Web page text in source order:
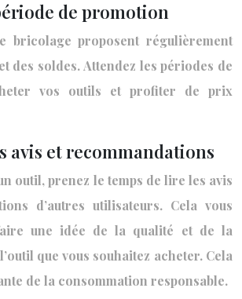
de promotion
bricolage proposent régulièrement
des soldes. Attendez les périodes de
vos outils et profiter de prix
avis et recommandations
outil, prenez le temps de lire les avis
d’autres utilisateurs. Cela vous
une idée de la qualité et de la
que vous souhaitez acheter. Cela
de la consommation responsable.